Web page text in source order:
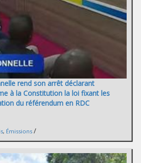
rend son arrêt déclarant
à la Constitution la loi fixant les
du référendum en RDC
, Émissions /